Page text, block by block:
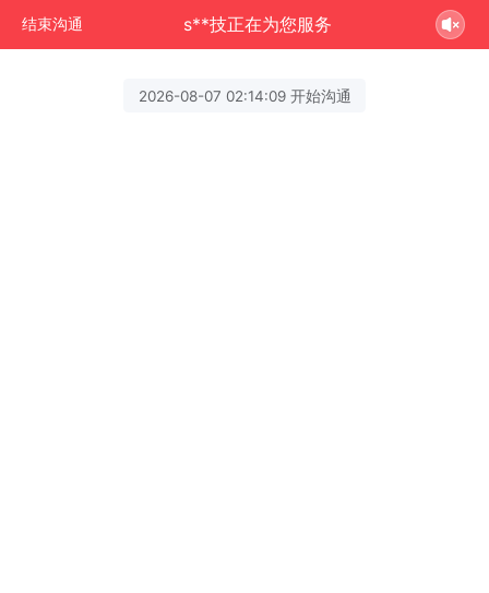
结束沟通 s**技正在为您服务
2026-08-07 02:14:09 开始沟通